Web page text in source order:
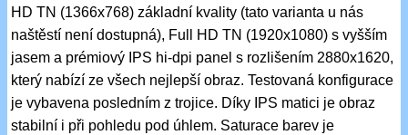
HD TN (1366x768) základní kvality (tato varianta u nás
naštěstí není dostupná), Full HD TN (1920x1080) s vyšším
jasem a prémiový IPS hi-dpi panel s rozlišením 2880x1620,
který nabízí ze všech nejlepší obraz. Testovaná konfigurace
je vybavena posledním z trojice. Díky IPS matici je obraz
stabilní i při pohledu pod úhlem. Saturace barev je